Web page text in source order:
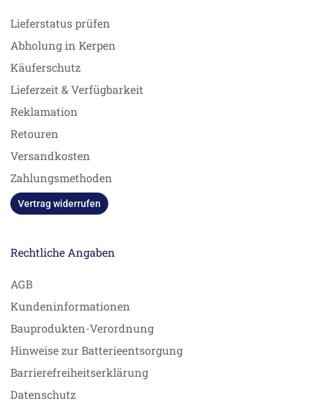
Lieferstatus prüfen
Abholung in Kerpen
Käuferschutz
Lieferzeit & Verfügbarkeit
Reklamation
Retouren
Versandkosten
Zahlungsmethoden
Vertrag widerrufen
Rechtliche Angaben
AGB
Kundeninformationen
Bauprodukten-Verordnung
Hinweise zur Batterieentsorgung
Barrierefreiheitserklärung
Datenschutz